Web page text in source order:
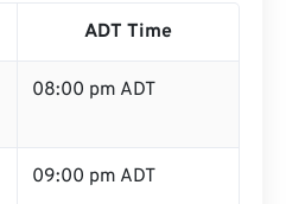
ADT Time
08:00 pm ADT
09:00 pm ADT